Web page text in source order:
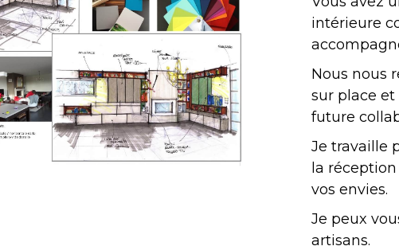
intérieure
Nous nous
sur place
future
Je travaille
la
vos envies.
Je peux
artisans.